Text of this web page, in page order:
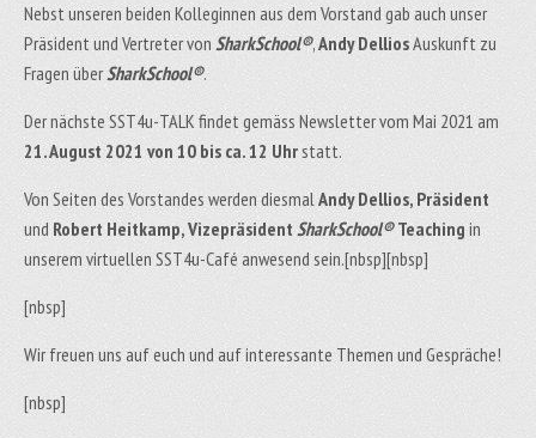
Nebst unseren beiden Kolleginnen aus dem Vorstand gab auch unser
Präsident und Vertreter von SharkSchool®,Andy DelliosAuskunft zu
Fragen überSharkSchool®.
Der nächste SST4u-TALK findet gemäss Newsletter vom Mai 2021 am
21. August 2021 von 10 bis ca. 12 Uhrstatt.
Von Seiten des Vorstandes werden diesmalAndy Dellios, Präsident
und Robert Heitkamp, Vizepräsident SharkSchool®Teaching in
unserem virtuellen SST4u-Café anwesend sein.[nbsp][nbsp]
[nbsp]
Wir freuen uns auf euch und auf interessante Themen und Gespräche!
[nbsp]